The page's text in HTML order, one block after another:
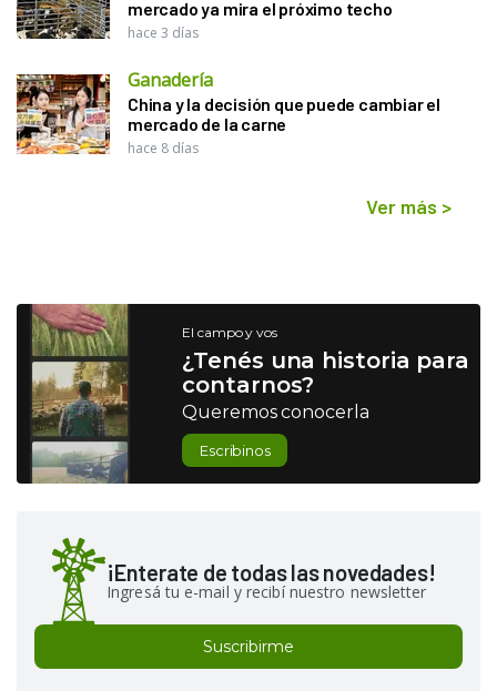
mercado ya mira el próximo techo
hace 3 días
Ganadería
China y la decisión que puede cambiar el
mercado de la carne
hace 8 días
Ver más >
El campo y vos
¿Tenés una historia para
contarnos?
Queremos conocerla
Escribinos
¡Enterate de todas las novedades!
Ingresá tu e-mail y recibí nuestro newsletter
Suscribirme